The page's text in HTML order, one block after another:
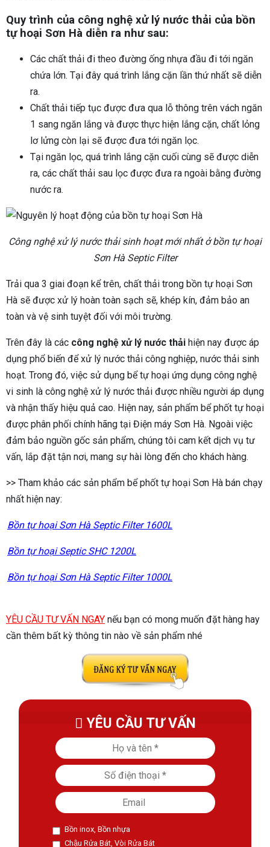
Quy trình của công nghệ xử lý nước thải của bồn
tự hoại Sơn Hà diễn ra như sau:
Các chất thải đi theo đường ống nhựa đầu đi tới ngăn
chứa lớn. Tại đây quá trình lắng cặn lần thứ nhất sẽ diễn
ra.
Chất thải tiếp tục được đưa qua lỗ thông trên vách ngăn
1 sang ngăn lắng và được thực hiện lắng cặn, chất lỏng
lơ lửng còn lại sẽ được đưa tới ngăn lọc.
Tại ngăn lọc, quá trình lắng cặn cuối cùng sẽ được diễn
ra, các chất thải sau lọc được đưa ra ngoài bằng đường
nước ra.
Công nghệ xử lý nước thải sinh hoạt mới nhất ở bồn tự hoại
Sơn Hà Septic Filter
Trải qua 3 giai đoạn kể trên, chất thải trong bồn tự hoại Sơn
Hà sẽ được xử lý hoàn toàn sạch sẽ, khép kín, đảm bảo an
toàn và vệ sinh tuyệt đối với môi trường.
Trên đây là các công nghệ xử lý nước thải hiện nay được áp
dụng phổ biến để xử lý nước thải công nghiệp, nước thải sinh
hoạt. Trong đó, việc sử dụng bể tự hoại ứng dụng công nghệ
vi sinh là công nghệ xử lý nước thải được nhiều người áp dụng
và nhận thấy hiệu quả cao. Hiện nay, sản phẩm bể phốt tự hoại
được phân phối chính hãng tại Điện máy Sơn Hà. Ngoài việc
đảm bảo nguồn gốc sản phẩm, chúng tôi cam kết dịch vụ tư
vấn, lắp đặt tận nơi, mang sự hài lòng đến cho khách hàng.
>> Tham khảo các sản phẩm bể phốt tự hoại Sơn Hà bán chạy
nhất hiện nay:
Bồn tự hoại Sơn Hà Septic Filter 1600L
Bồn tự hoại Septic SHC 1200L
Bồn tự hoại Sơn Hà Septic Filter 1000L
YÊU CẦU TƯ VẤN NGAY nếu bạn có mong muốn đặt hàng hay
cần thêm bất kỳ thông tin nào về sản phẩm nhé
YÊU CẦU TƯ VẤN
Bồn inox, Bồn nhựa
Chậu Rửa Bát, Vòi Rửa Bát